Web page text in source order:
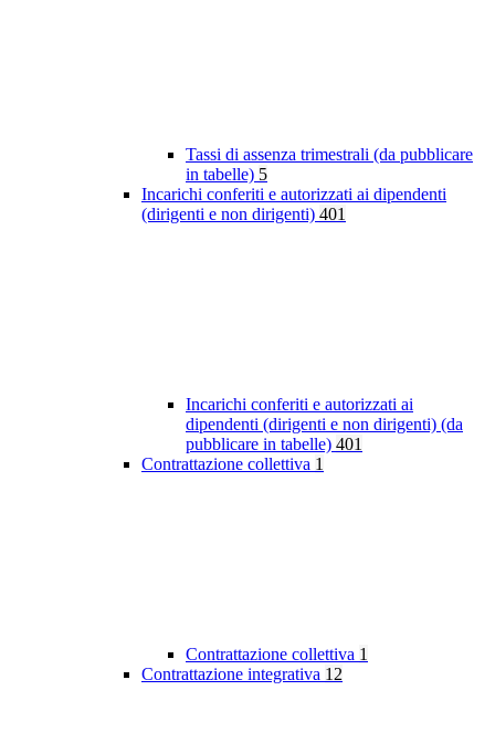
Tassi di assenza trimestrali (da pubblicare
in tabelle) 5
Incarichi conferiti e autorizzati ai dipendenti
(dirigenti e non dirigenti) 401
Incarichi conferiti e autorizzati ai
dipendenti (dirigenti e non dirigenti) (da
pubblicare in tabelle) 401
Contrattazione collettiva 1
Contrattazione collettiva 1
Contrattazione integrativa 12